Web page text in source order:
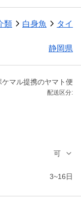
類 白身魚 タイ
静岡県
ケマル提携のヤマト便
配送区分:
可
3~16日